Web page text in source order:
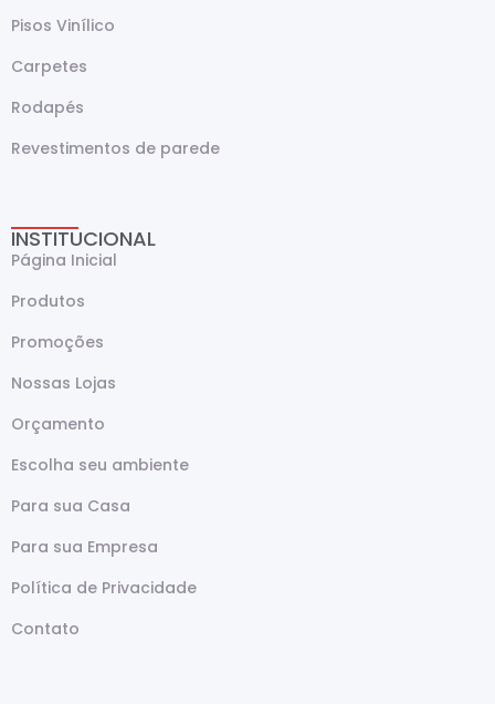
Pisos Vinílico
Carpetes
Rodapés
Revestimentos de parede
INSTITUCIONAL
Página Inicial
Produtos
Promoções
Nossas Lojas
Orçamento
Escolha seu ambiente
Para sua Casa
Para sua Empresa
Política de Privacidade
Contato